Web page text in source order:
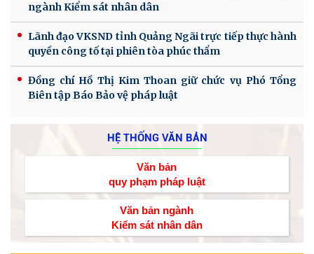
ngành Kiểm sát nhân dân
Lãnh đạo VKSND tỉnh Quảng Ngãi trực tiếp thực hành
quyền công tố tại phiên tòa phúc thẩm
Đồng chí Hồ Thị Kim Thoan giữ chức vụ Phó Tổng
Biên tập Báo Bảo vệ pháp luật
HỆ THỐNG VĂN BẢN
Văn bản
quy phạm pháp luật
Văn bản ngành
Kiểm sát nhân dân